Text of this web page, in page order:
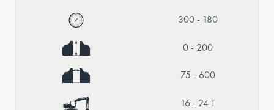
300 - 180
0 - 200
75 - 600
16 - 24 T